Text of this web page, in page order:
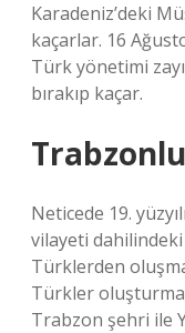
Karadeniz’deki
kaçarlar. 16
Türk yönetimi
bırakıp kaçar.
Neticede 19.
vilayeti
Türklerden
Türkler
Trabzon şehri ile